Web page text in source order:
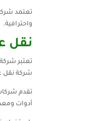
تعتمد
واحترافية.
نقل
تعتبر
شركة نقل
تقدم
أدوات